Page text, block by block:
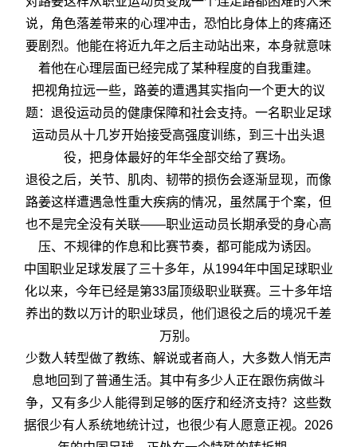
说，角色落差带来的心理冲击，恐怕比身体上的疼痛还
要剧烈。他能在将近九年之后主动站出来，本身就意味
着他在心理层面已经完成了某种程度的自我重建。
把视角拉远一些，路姜的遭遇其实指向一个更大的议
题：退役运动员的健康保障和社会支持。一名职业足球
运动员从十几岁开始接受高强度训练，到三十出头退
役，把身体最好的年华全部交给了赛场。
退役之后，关节、肌肉、韧带的损伤会逐渐显现，而像
路姜这样遭遇急性重大疾病的情况，虽然属于个案，但
也不是完全没有关联——职业运动员长期承受的身心高
压、不规律的作息和比赛节奏，都可能成为诱因。
中国职业足球发展了三十多年，从1994年中国足球职业
化以来，今年已经是第33届顶级职业联赛。三十多年培
养出的数以万计的职业球员，他们退役之后的境况千差
万别。
少数人转型做了教练、解说或者商人，大多数人悄无声
息地回到了普通生活。其中有多少人正在跟伤病做斗
争，又有多少人能得到足够的医疗和经济支持？这些数
据很少有人系统地统计过，也很少有人愿意正视。2026